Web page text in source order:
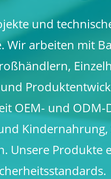
und
Wir arbeiten mit
OEM- und
Kindernahrung,
Unsere Produkte